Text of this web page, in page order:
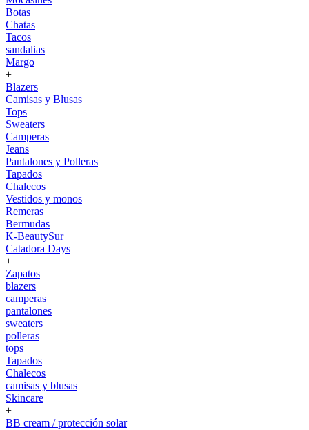
Botas
Chatas
Tacos
sandalias
Margo
+
Blazers
Camisas y Blusas
Tops
Sweaters
Camperas
Jeans
Pantalones y Polleras
Tapados
Chalecos
Vestidos y monos
Remeras
Bermudas
K-BeautySur
Catadora Days
+
Zapatos
blazers
camperas
pantalones
sweaters
polleras
tops
Tapados
Chalecos
camisas y blusas
Skincare
+
BB cream / protección solar